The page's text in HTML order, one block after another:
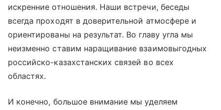
искренние отношения. Наши встречи, беседы
всегда проходят в доверительной атмосфере и
ориентированы на результат. Во главу угла мы
неизменно ставим наращивание взаимовыгодных
российско-казахстанских связей во всех
областях.
И конечно, большое внимание мы уделяем